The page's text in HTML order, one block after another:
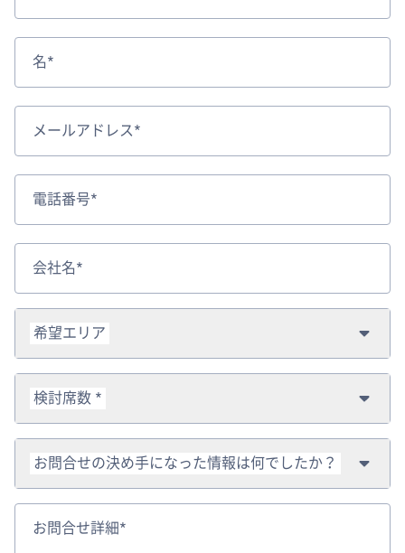
名*
メールアドレス*
電話番号*
会社名*
希望エリア
検討席数 *
お問合せの決め手になった情報は何でしたか？
お問合せ詳細*